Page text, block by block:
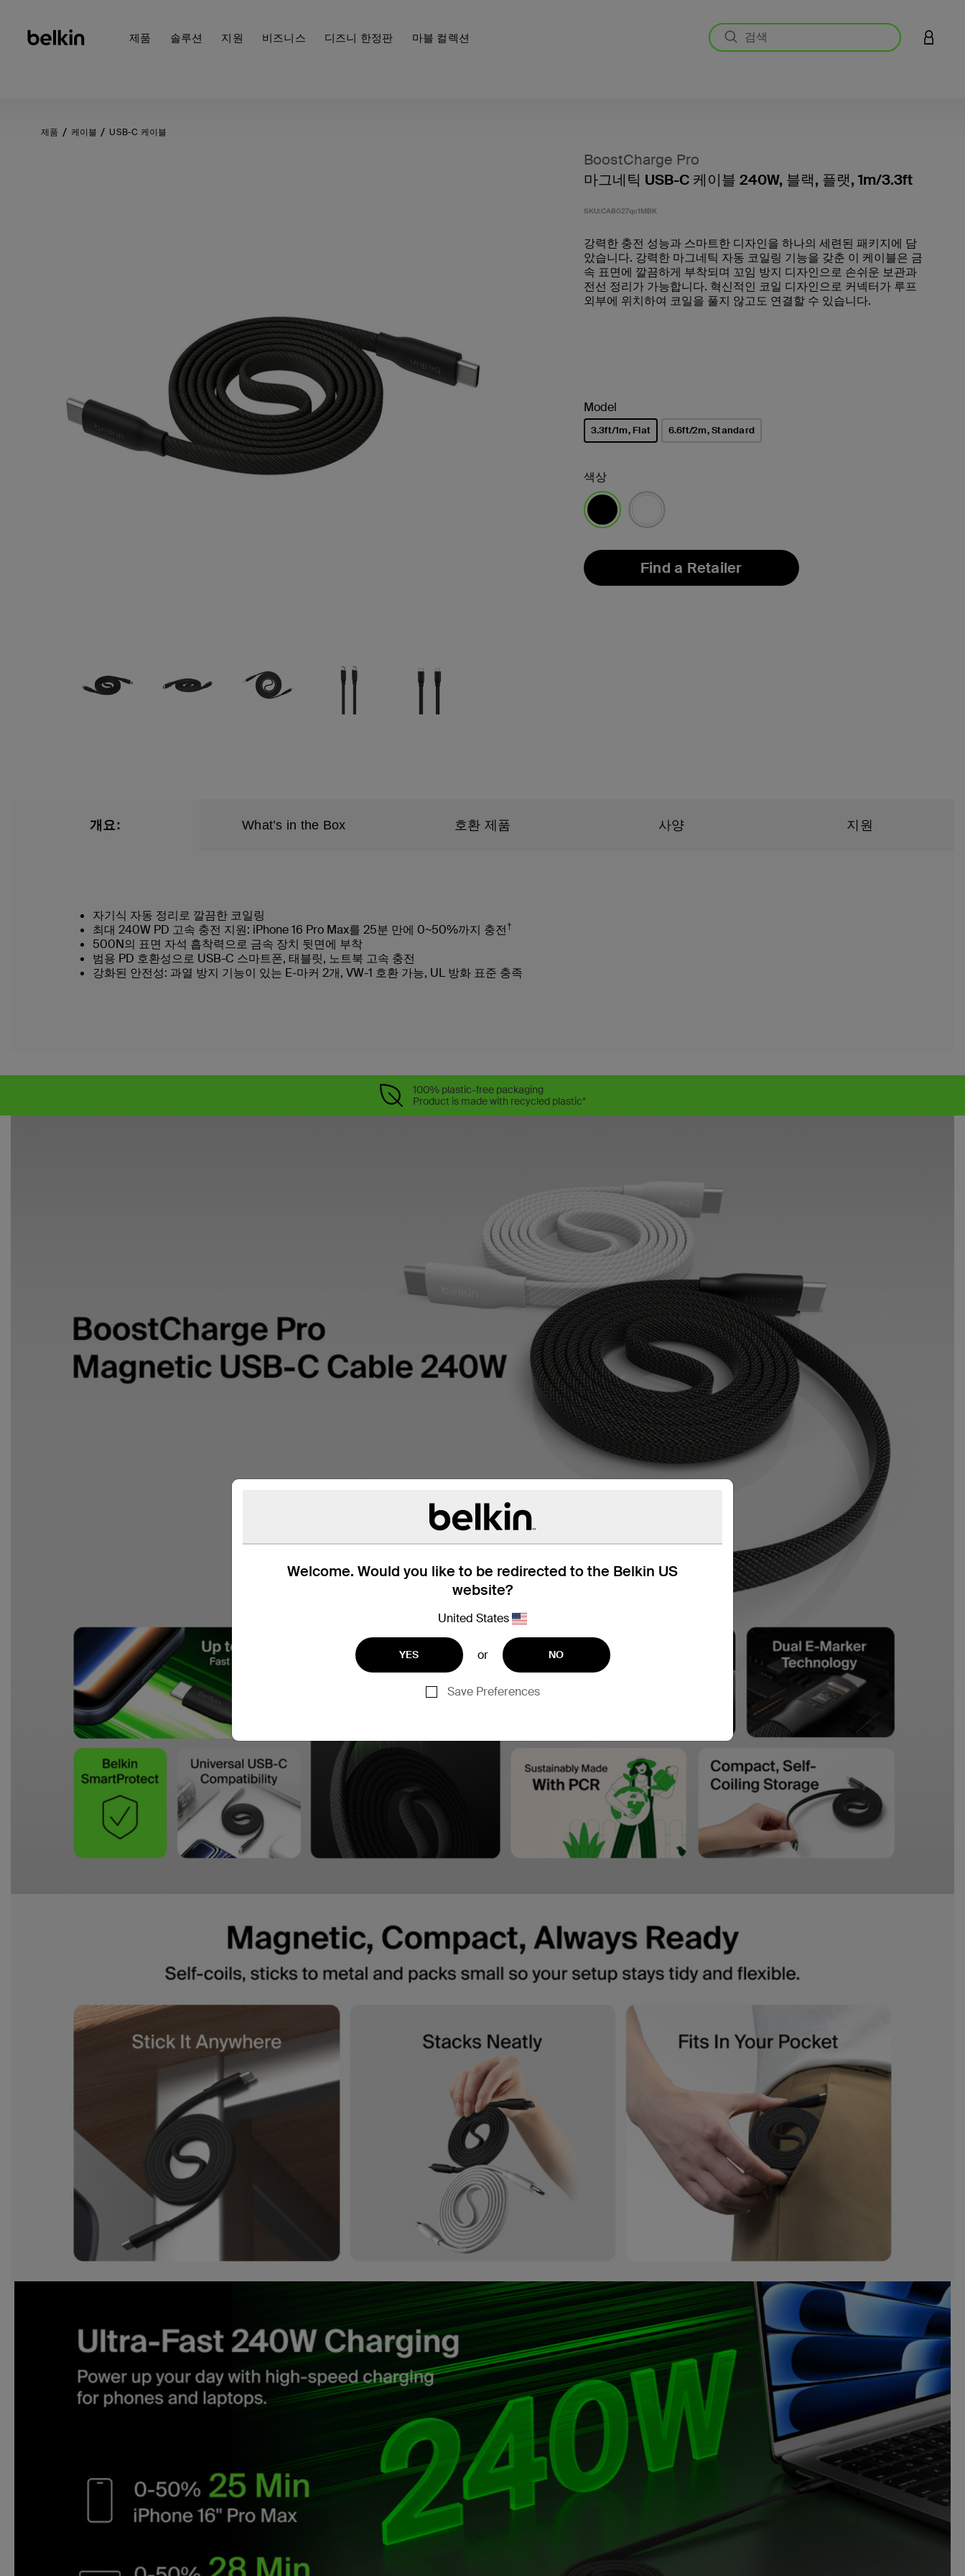
제품 솔루션 지원 비즈니스 디즈니 한정판 마블 컬렉션 LOGIN
Welcome. Would you like to be redirected to the Belkin US
website?
United States
YES or NO
Save Preferences
제품 케이블 USB-C 케이블
BoostCharge Pro
마그네틱 USB-C 케이블 240W, 블랙, 플랫, 1m/3.3ft
SKU:CAB027qc1MBK
강력한 충전 성능과 스마트한 디자인을 하나의 세련된 패키지에 담
았습니다. 강력한 마그네틱 자동 코일링 기능을 갖춘 이 케이블은 금
속 표면에 깔끔하게 부착되며 꼬임 방지 디자인으로 손쉬운 보관과
전선 정리가 가능합니다. 혁신적인 코일 디자인으로 커넥터가 루프
외부에 위치하여 코일을 풀지 않고도 연결할 수 있습니다.
Model
3.3ft/1m, Flat 6.6ft/2m, Standard
색상
Find a Retailer
개요: What’s in the Box 호환 제품 사양 지원
자기식 자동 정리로 깔끔한 코일링
최대 240W PD 고속 충전 지원: iPhone 16 Pro Max를 25분 만에 0~50%까지 충전†
500N의 표면 자석 흡착력으로 금속 장치 뒷면에 부착
범용 PD 호환성으로 USB-C 스마트폰, 태블릿, 노트북 고속 충전
강화된 안전성: 과열 방지 기능이 있는 E-마커 2개, VW-1 호환 가능, UL 방화 표준 충족
100% plastic-free packaging
Product is made with recycled plastic*